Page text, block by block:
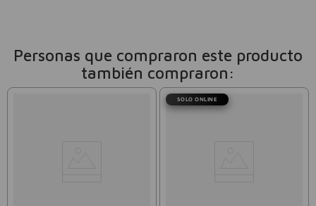
Personas que compraron este producto
también compraron:
SOLO ONLINE